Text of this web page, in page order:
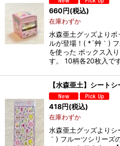
660円(税込)
在庫わずか
水森亜土グッズより
ルが登場！( *´艸｀)
を使った ボックス入
す。 10柄各20枚入で
【水森亜土】シート
418円(税込)
在庫わずか
水森亜土グッズより
｀) フルーツシリーズ